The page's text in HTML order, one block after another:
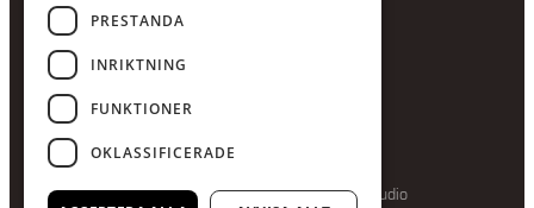
Orgnummer
559375-8161
Swishnummer
123-615 05 28
Producerad av Gota Media Brand Studio
PRESTANDA
INRIKTNING
FUNKTIONER
OKLASSIFICERADE